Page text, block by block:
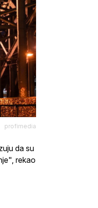
profimedia
da su
rekao